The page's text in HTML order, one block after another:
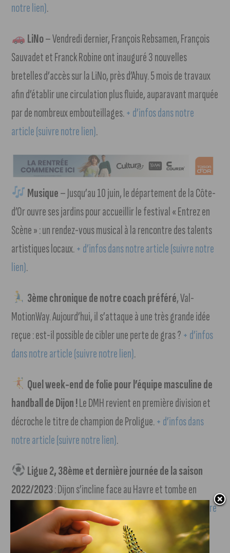
notre lien).
LiNo– Vendredi dernier, François Rebsamen, François
Sauvadet et Franck Robine ont inauguré 3 nouvelles
bretelles d’accès sur la LiNo, près d’Ahuy. 5 mois de travaux
afin d’établir une circulation plus fluide, auparavant marquée
par de nombreux embouteillages.+ d’infos dans notre
article (suivre notre lien).
Musique– Jusqu’au 10 juin, le département de la Côte-
d’Or ouvre ses jardins pour accueillir le festival « Entrez en
Scène » : un rendez-vous musical à la rencontre des talents
artistiques locaux.+ d’infos dans notre article (suivre notre
lien).
3ème chronique de notre coach préféré, Val-
MotionWay. Aujourd’hui, il s’attaque à une très grande idée
reçue : est-il possible de cibler une perte de gras ? + d’infos
dans notre article (suivre notre lien).
Quel week-end de folie pour l’équipe masculine de
handball de Dijon !Le DMH revient en première division et
décroche le titre de champion de Proligue.+ d’infos dans
notre article (suivre notre lien).
Ligue 2, 38ème et dernière journée de la saison
2022/2023: Dijon s’incline face au Havre et tombe en
National. Score final : 1-0.
+ d’infos dans notre article (suivre
notre lien).